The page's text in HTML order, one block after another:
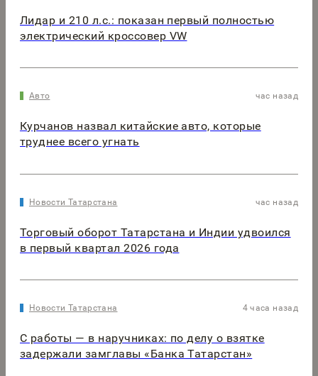
Лидар и 210 л.с.: показан первый полностью
электрический кроссовер VW
Авто час назад
Курчанов назвал китайские авто, которые
труднее всего угнать
Новости Татарстана час назад
Торговый оборот Татарстана и Индии удвоился
в первый квартал 2026 года
Новости Татарстана 4 часа назад
С работы — в наручниках: по делу о взятке
задержали замглавы «Банка Татарстан»